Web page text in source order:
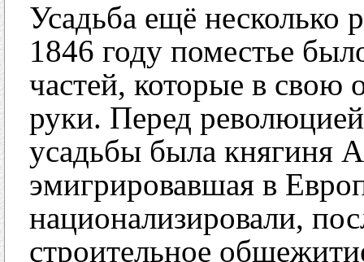
Усадьба ещё несколько
1846 году поместье
частей, которые в свою
руки. Перед
усадьбы была княгиня
эмигрировавшая в
национализировали,
строительное